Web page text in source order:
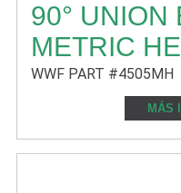
90° UNION
METRIC
WWF PART #4505MH
MÁS